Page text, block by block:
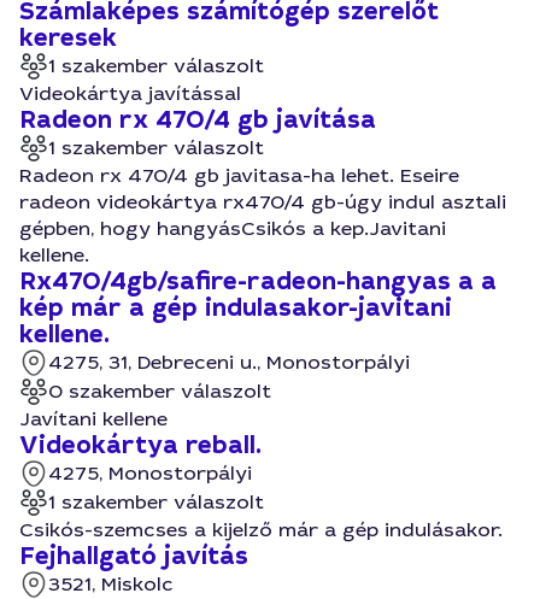
Számlaképes számítógép szerelőt
keresek
1 szakember válaszolt
Videokártya javítással
Radeon rx 470/4 gb javítása
1 szakember válaszolt
Radeon rx 470/4 gb javitasa-ha lehet. Eseire
radeon videokártya rx470/4 gb-úgy indul asztali
gépben, hogy hangyásCsikós a kep.Javitani
kellene.
Rx470/4gb/safire-radeon-hangyas a a
kép már a gép indulasakor-javitani
kellene.
4275, 31, Debreceni u., Monostorpályi
0 szakember válaszolt
Javítani kellene
Videokártya reball.
4275, Monostorpályi
1 szakember válaszolt
Csikós-szemcses a kijelző már a gép indulásakor.
Fejhallgató javítás
3521, Miskolc